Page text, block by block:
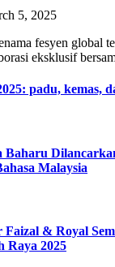
5, 2025
fesyen global
eksklusif
padu, kemas,
Baharu
Malaysia
& Royal
Raya 2025